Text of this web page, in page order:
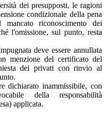
dei presupposti, le ragioni
condizionale della pena
riconoscimento dei
l'omissione, sul punto, resta
deve essere annullata
menzione del certificato del
dei privati con rinvio al
dichiarato inammissibile, con
della responsabilità
applicata.